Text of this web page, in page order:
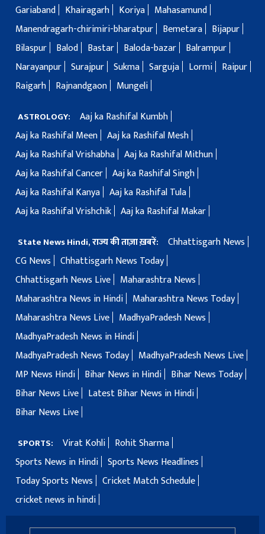
Gariaband
Khairagarh Koriya
Mahasamund
Manendragarh-chirimiri-bharatpur
Bemetara
Bijapur
Bilaspur
Balod Bastar Baloda-bazar
Balrampur
Narayanpur Surajpur Sukma Sarguja Lormi
Raipur
Raigarh
Rajnandgaon Mungeli
ASTROLOGY:
Aaj ka Rashifal Kumbh
Aaj ka Rashifal Meen Aaj ka Rashifal Mesh
Aaj ka Rashifal Vrishabha Aaj ka Rashifal Mithun
Aaj ka Rashifal Cancer Aaj ka Rashifal Singh
Aaj ka Rashifal Kanya Aaj ka Rashifal Tula
Aaj ka Rashifal Vrishchik Aaj ka Rashifal Makar
State News Hindi, राज्य की ताज़ा ख़बरें:
Chhattisgarh News
CG News
Chhattisgarh News Today
Chhattisgarh News Live
Maharashtra News
Maharashtra News in Hindi
Maharashtra News Today
Maharashtra News Live
MadhyaPradesh News
MadhyaPradesh News in Hindi
MadhyaPradesh News Today
MadhyaPradesh News Live
MP News Hindi
Bihar News in Hindi
Bihar News Today
Bihar News Live
Latest Bihar News in Hindi
Bihar News Live
SPORTS: Virat Kohli
Rohit Sharma
Sports News in Hindi Sports News Headlines
Today Sports News
Cricket Match Schedule
cricket news in hindi